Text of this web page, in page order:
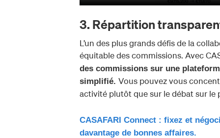
3. Répartition
L’un des plus grands défis de la
équitable des commissions. Avec
des commissions sur une
simplifié. Vous pouvez vous
activité plutôt que sur le débat sur le
CASAFARI Connect : fixez et
davantage de bonnes affaires.